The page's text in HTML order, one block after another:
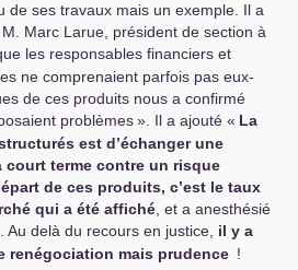
de ses travaux mais un exemple. Il a
Marc Larue, président de section à
les responsables financiers et
ne comprenaient parfois pas eux-
de ces produits nous a confirmé
problèmes». Il a ajouté « La
est d’échanger une
terme contre un risque
de ces produits, c’est le taux
qui a été affiché , et a anesthésié
Au delà du recours en justice, il y a
renégociation mais prudence !